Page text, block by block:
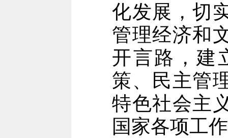
化发展，切
管理经济和
开言路，建
策、民主管
特色社会主
国家各项工